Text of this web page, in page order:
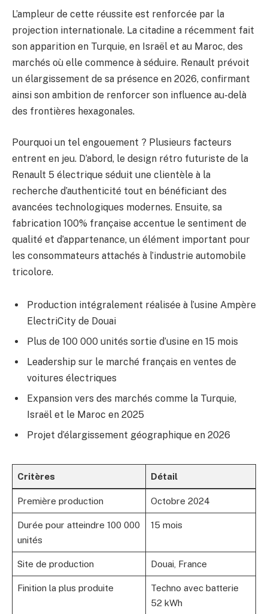
L’ampleur de cette réussite est renforcée par la
projection internationale. La citadine a récemment fait
son apparition en Turquie, en Israël et au Maroc, des
marchés où elle commence à séduire. Renault prévoit
un élargissement de sa présence en 2026, confirmant
ainsi son ambition de renforcer son influence au-delà
des frontières hexagonales.
Pourquoi un tel engouement ? Plusieurs facteurs
entrent en jeu. D’abord, le design rétro futuriste de la
Renault 5 électrique séduit une clientèle à la
recherche d’authenticité tout en bénéficiant des
avancées technologiques modernes. Ensuite, sa
fabrication 100% française accentue le sentiment de
qualité et d’appartenance, un élément important pour
les consommateurs attachés à l’industrie automobile
tricolore.
Production intégralement réalisée à l’usine Ampère
ElectriCity de Douai
Plus de 100 000 unités sortie d’usine en 15 mois
Leadership sur le marché français en ventes de
voitures électriques
Expansion vers des marchés comme la Turquie,
Israël et le Maroc en 2025
Projet d’élargissement géographique en 2026
Critères Détail
Première production Octobre 2024
Durée pour atteindre 100 000
unités
15 mois
Site de production Douai, France
Finition la plus produite
Techno avec batterie
52 kWh